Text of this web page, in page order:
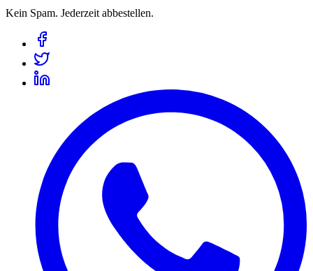
Kein Spam. Jederzeit abbestellen.